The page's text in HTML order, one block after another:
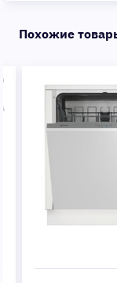
Похожие